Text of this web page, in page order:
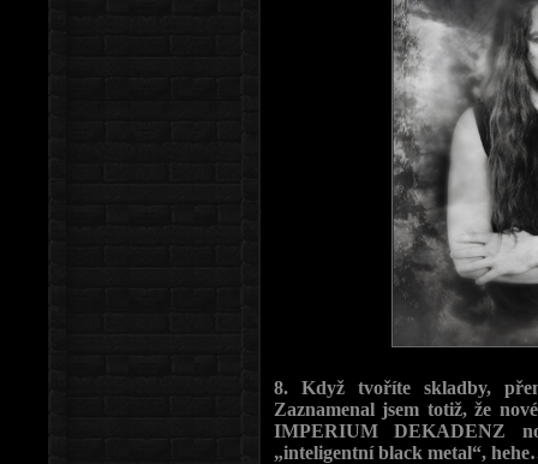
8. Když tvoříte skladby,
Zaznamenal jsem totiž, že
IMPERIUM DEKADENZ
„inteligentní black metal“,